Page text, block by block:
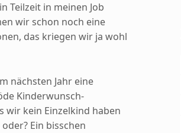
Teilzeit in meinen Job
wir schon noch eine
das kriegen wir ja wohl
nächsten Jahr eine
Kinderwunsch-
wir kein Einzelkind haben
Ein bisschen